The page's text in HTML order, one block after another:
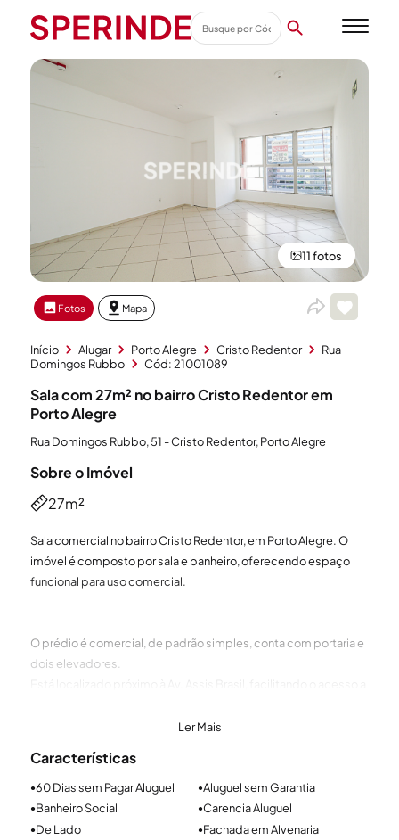
11 fotos
Fotos Mapa
Início Alugar Porto Alegre Cristo Redentor
Rua
Domingos Rubbo
Cód: 21001089
Sala com 27m² no bairro Cristo Redentor em
Porto Alegre
Rua Domingos Rubbo, 51 - Cristo Redentor, Porto Alegre
Sobre o Imóvel
27m²
Sala comercial no bairro Cristo Redentor, em Porto Alegre. O
imóvel é composto por sala e banheiro, oferecendo espaço
funcional para uso comercial.
O prédio é comercial, de padrão simples, conta com portaria e
dois elevadores.
conte com a experiência e a confiança da Sperinde. A Sperinde
é referência quando o assunto é locação em Porto Alegre,
oferecendo um atendimento próximo, seguro e personalizado.
Nosso portfólio conta com diversas opções de imóveis em
Ler Mais
Características
●60 Dias sem Pagar Aluguel ●Aluguel sem Garantia
●Banheiro Social ●Carencia Aluguel
●De Lado ●Fachada em Alvenaria